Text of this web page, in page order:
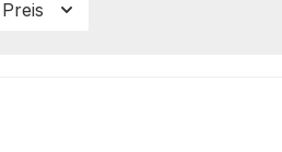
Preis